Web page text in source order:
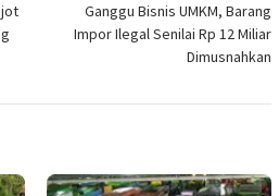
Ganggu Bisnis UMKM, Barang
Impor Ilegal Senilai Rp 12 Miliar
Dimusnahkan